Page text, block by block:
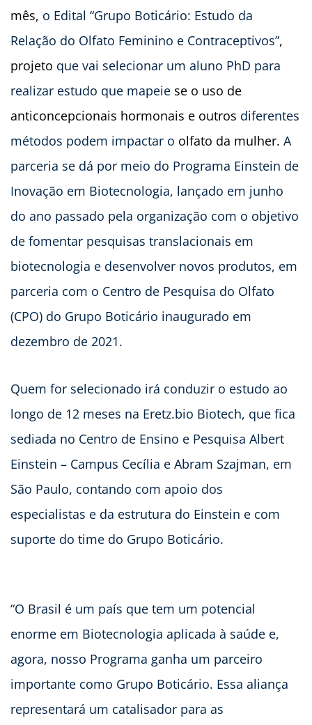
mês, o Edital “Grupo Boticário: Estudo da
Relação do Olfato Feminino e Contraceptivos”,
projeto que vai selecionar um aluno PhD para
realizar estudo que mapeie se o uso de
anticoncepcionais hormonais e outros diferentes
métodos podem impactar o olfato da mulher. A
parceria se dá por meio do Programa Einstein de
Inovação em Biotecnologia, lançado em junho
do ano passado pela organização com o objetivo
de fomentar pesquisas translacionais em
biotecnologia e desenvolver novos produtos, em
parceria com o Centro de Pesquisa do Olfato
(CPO) do Grupo Boticário inaugurado em
dezembro de 2021.
Quem for selecionado irá conduzir o estudo ao
longo de 12 meses na Eretz.bio Biotech, que fica
sediada no Centro de Ensino e Pesquisa Albert
Einstein – Campus Cecília e Abram Szajman, em
São Paulo, contando com apoio dos
especialistas e da estrutura do Einstein e com
suporte do time do Grupo Boticário.
“O Brasil é um país que tem um potencial
enorme em Biotecnologia aplicada à saúde e,
agora, nosso Programa ganha um parceiro
importante como Grupo Boticário. Essa aliança
representará um catalisador para as